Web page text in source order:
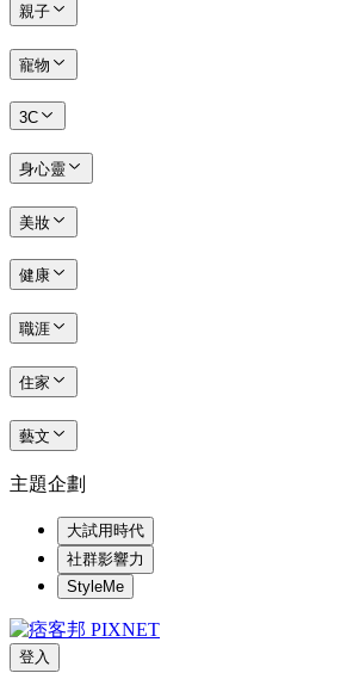
親子
寵物
3C
身心靈
美妝
健康
職涯
住家
藝文
主題企劃
大試用時代
社群影響力
StyleMe
登入